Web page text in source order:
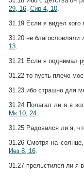
29, 16. Сир 4, 10.
31.19 Если я видел кого
31.20 не
13.
31.21 Если я поднимал
31.22 то пусть плечо
31.23 ибо страшно для
31.24 Полагал ли я в
Мк 10, 24.
31.25 Радовался ли я,
31.26Смотря на солнце,
Иез 8, 16.
31.27 прельстился ли я